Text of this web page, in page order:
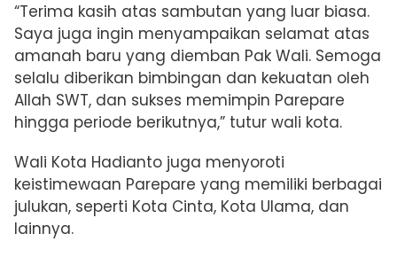
“Terima kasih atas sambutan yang luar biasa.
Saya juga ingin menyampaikan selamat atas
amanah baru yang diemban Pak Wali. Semoga
selalu diberikan bimbingan dan kekuatan oleh
Allah SWT, dan sukses memimpin Parepare
hingga periode berikutnya,” tutur wali kota.
Wali Kota Hadianto juga menyoroti
keistimewaan Parepare yang memiliki berbagai
julukan, seperti Kota Cinta, Kota Ulama, dan
lainnya.